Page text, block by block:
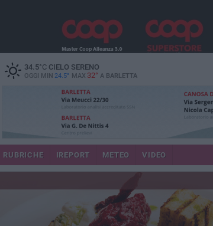
34.5°CCIELO SERENO
OGGI MIN 24.5° MAX 32° A BARLETTA
RUBRICHE IREPORT METEO VIDEO